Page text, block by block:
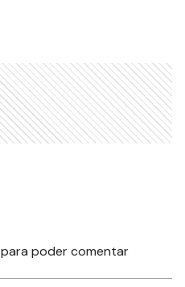
para poder comentar